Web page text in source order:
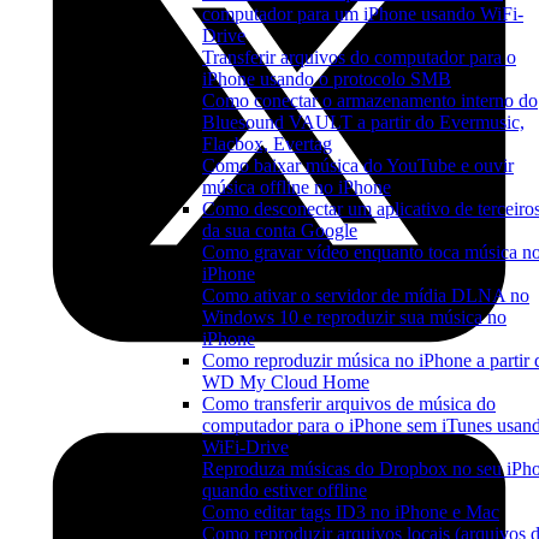
computador para um iPhone usando WiFi-
Drive
Transferir arquivos do computador para o
iPhone usando o protocolo SMB
Como conectar o armazenamento interno do
Bluesound VAULT a partir do Evermusic,
Flacbox, Evertag
Como baixar música do YouTube e ouvir
música offline no iPhone
Como desconectar um aplicativo de
da sua conta Google
Como gravar vídeo enquanto toca música
iPhone
Como ativar o servidor de mídia DLNA no
Windows 10 e reproduzir sua música no
iPhone
Como reproduzir música no iPhone a partir
WD My Cloud Home
Como transferir arquivos de música do
computador para o iPhone sem iTunes
WiFi-Drive
Reproduza músicas do Dropbox no seu
quando estiver offline
Como editar tags ID3 no iPhone e Mac
Como reproduzir arquivos locais (arquivos